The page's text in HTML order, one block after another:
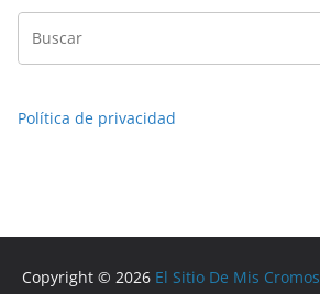
Política de privacidad
Copyright © 2026 El Sitio De Mis Cromos